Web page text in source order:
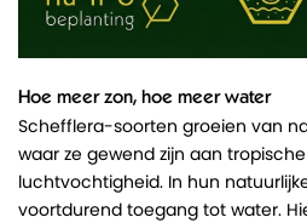
Hoe meer zon, hoe meer water
Schefflera-soorten groeien van
waar ze gewend zijn aan
luchtvochtigheid. In hun
voortdurend toegang tot water.